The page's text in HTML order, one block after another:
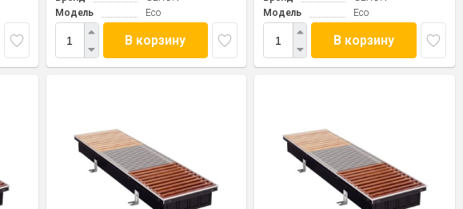
Модель
Eco
В корзину
Модель
Eco
В корзину